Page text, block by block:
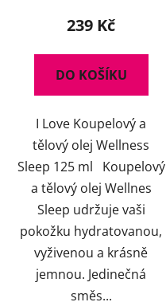
239 Kč
DO KOŠÍKU
I Love Koupelový a
tělový olej Wellness
Sleep 125 ml Koupelový
a tělový olej Wellnes
Sleep udržuje vaši
pokožku hydratovanou,
vyživenou a krásně
jemnou. Jedinečná
směs...